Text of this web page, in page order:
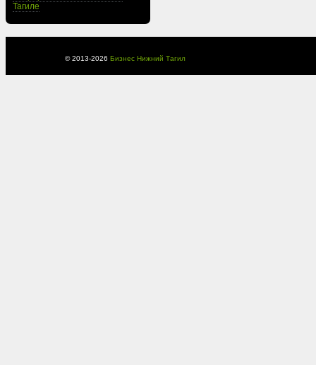
Тагиле
© 2013-2026 Бизнес Нижний Тагил